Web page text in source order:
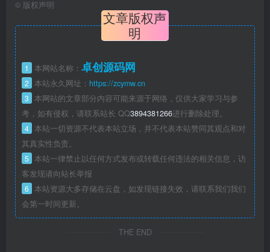
© 版权声明
文章版权声
明
1 本网站名称： 卓创源码网
2 本站永久网址： https://zcymw.cn
3 本网站的文章部分内容可能来源于网络，仅供大家学习与参
考，如有侵权，请联系站长 QQ3894381266进行删除处理。
4 本站一切资源不代表本站立场，并不代表本站赞同其观点和对
其真实性负责。
5 本站一律禁止以任何方式发布或转载任何违法的相关信息，访
客发现请向站长举报
6 本站资源大多存储在云盘，如发现链接失效，请联系我们我们
会第一时间更新。
THE END